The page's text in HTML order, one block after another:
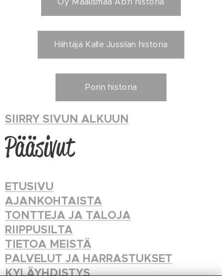
Hiihtäjä Kalle Jussilan historia
Porin historia
SIIRRY SIVUN ALKUUN
Pääsivut
ETUSIVU
AJANKOHTAISTA
TONTTEJA JA TALOJA
RIIPPUSILTA
TIETOA MEISTÄ
PALVELUT JA HARRASTUKSET
KYLÄYHDISTYS